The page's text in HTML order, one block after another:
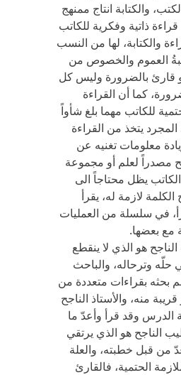
والكتابة انتاج ممنهج
قراءة ذاتية وفكرية للكاتب
والكتابة، لها من النسب
العموم والخصوص من
قارئ بالضرورة وليس كل
كما أن القراءة
للكاتب مهما بلغ شأواً
يتخذ من القراءة
معلومات تغنيه عن
مصدراً لعلم أو مجموعة
يظل محتاجاً الى
لازمة له، يقرأ
في سلسلة من العمليات
مع بعضها.
هو الذي لا ينقطع
حلّه وترحاله، والباحث
بحثه بقراءات متعددة من
منه، والأستاذ الناجح
الدرس وقد قرأ وأعدّ ما
الناجح هو الذي يرتقي
من قبل خطبته، والعلة
الحتمية، فالقارئ